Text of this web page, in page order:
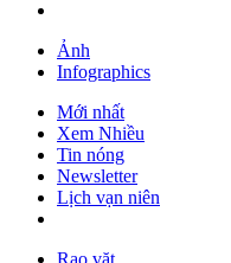
Ảnh
Infographics
Mới nhất
Xem Nhiều
Tin nóng
Newsletter
Lịch vạn niên
Rao vặt